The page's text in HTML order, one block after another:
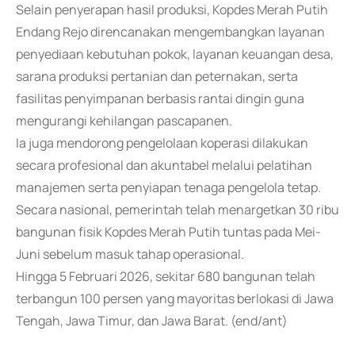
Selain penyerapan hasil produksi, Kopdes Merah Putih
Endang Rejo direncanakan mengembangkan layanan
penyediaan kebutuhan pokok, layanan keuangan desa,
sarana produksi pertanian dan peternakan, serta
fasilitas penyimpanan berbasis rantai dingin guna
mengurangi kehilangan pascapanen.
Ia juga mendorong pengelolaan koperasi dilakukan
secara profesional dan akuntabel melalui pelatihan
manajemen serta penyiapan tenaga pengelola tetap.
Secara nasional, pemerintah telah menargetkan 30 ribu
bangunan fisik Kopdes Merah Putih tuntas pada Mei-
Juni sebelum masuk tahap operasional.
Hingga 5 Februari 2026, sekitar 680 bangunan telah
terbangun 100 persen yang mayoritas berlokasi di Jawa
Tengah, Jawa Timur, dan Jawa Barat. (end/ant)